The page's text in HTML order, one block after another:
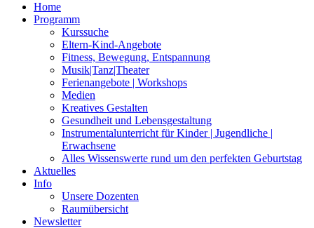
Home
Programm
Kurssuche
Eltern-Kind-Angebote
Fitness, Bewegung, Entspannung
Musik|Tanz|Theater
Ferienangebote | Workshops
Medien
Kreatives Gestalten
Gesundheit und Lebensgestaltung
Instrumentalunterricht für Kinder | Jugendliche |
Erwachsene
Alles Wissenswerte rund um den perfekten Geburtstag
Aktuelles
Info
Unsere Dozenten
Raumübersicht
Newsletter